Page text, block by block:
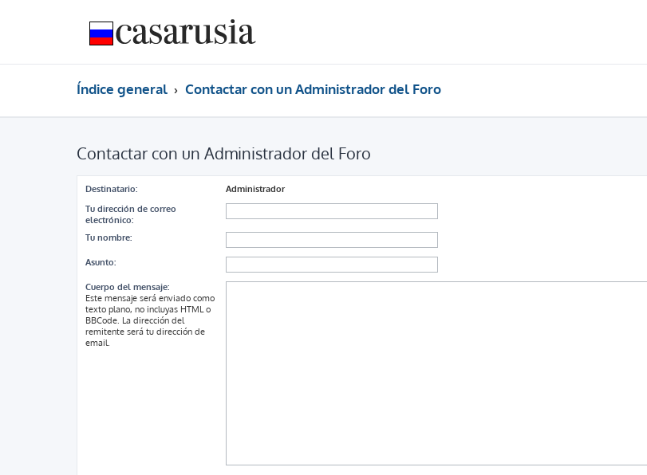
Índice general Contactar con un Administrador del Foro
Contactar con un Administrador del Foro
Destinatario:
Administrador
Tu dirección de correo
electrónico:
Tu nombre:
Asunto:
Cuerpo del mensaje:
Este mensaje será enviado como
texto plano, no incluyas HTML o
BBCode. La dirección del
remitente será tu dirección de
email.